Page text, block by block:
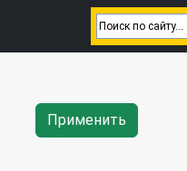
Применить